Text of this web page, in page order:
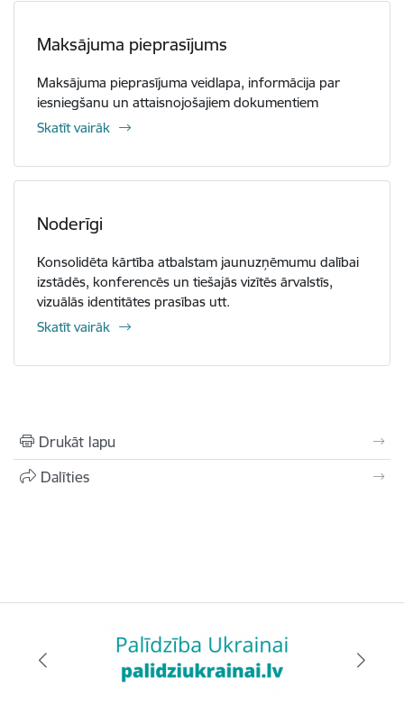
Maksājuma pieprasījums
Maksājuma pieprasījuma veidlapa, informācija par
iesniegšanu un attaisnojošajiem dokumentiem
Skatīt vairāk
Noderīgi
Konsolidēta kārtība atbalstam jaunuzņēmumu dalībai
izstādēs, konferencēs un tiešajās vizītēs ārvalstīs,
vizuālās identitātes prasības utt.
Skatīt vairāk
Drukāt lapu
Dalīties